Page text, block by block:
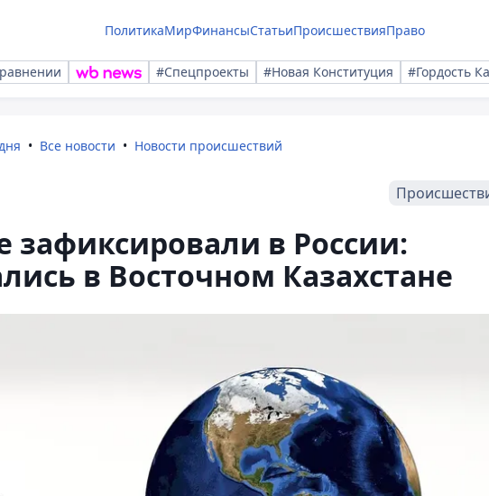
ПолитикаМирФинансыСтатьиПроисшествияПраво
#Спецпроекты #Новая Конституция #Гордость
Все новости Новости происшествий
зафиксировали в России:
в Восточном Казахстане